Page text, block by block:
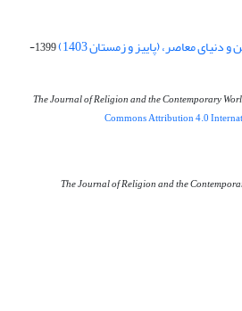
1399-
The Journal of Religion and the Contemporary
Commons Attribution 4.0
The Journal of Religion and the